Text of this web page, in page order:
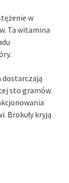
w
Ta witamina
dostarczają
sto gramów.
Brokuły kryją